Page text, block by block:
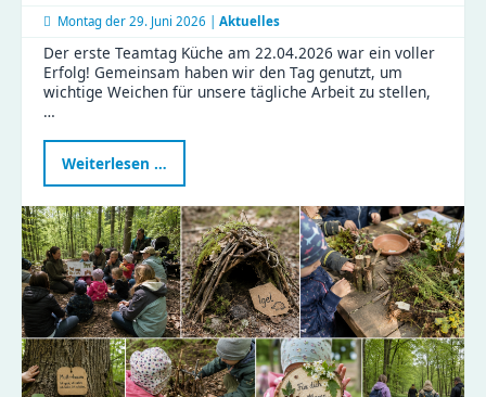
Montag der 29. Juni 2026 | Aktuelles
Der erste Teamtag Küche am 22.04.2026 war ein voller
Erfolg! Gemeinsam haben wir den Tag genutzt, um
wichtige Weichen für unsere tägliche Arbeit zu stellen,
…
Weiterlesen …
Teamtag
Küche:
Gemeinsam
für
gesunde
Ernährung
und
effiziente
Abläufe!